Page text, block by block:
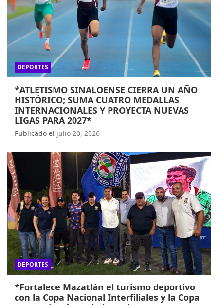
DEPORTES
*ATLETISMO SINALOENSE CIERRA UN AÑO
HISTÓRICO; SUMA CUATRO MEDALLAS
INTERNACIONALES Y PROYECTA NUEVAS
LIGAS PARA 2027*
Publicado el julio 20, 2026
DEPORTES
*Fortalece Mazatlán el turismo deportivo
con la Copa Nacional Interfiliales y la Copa